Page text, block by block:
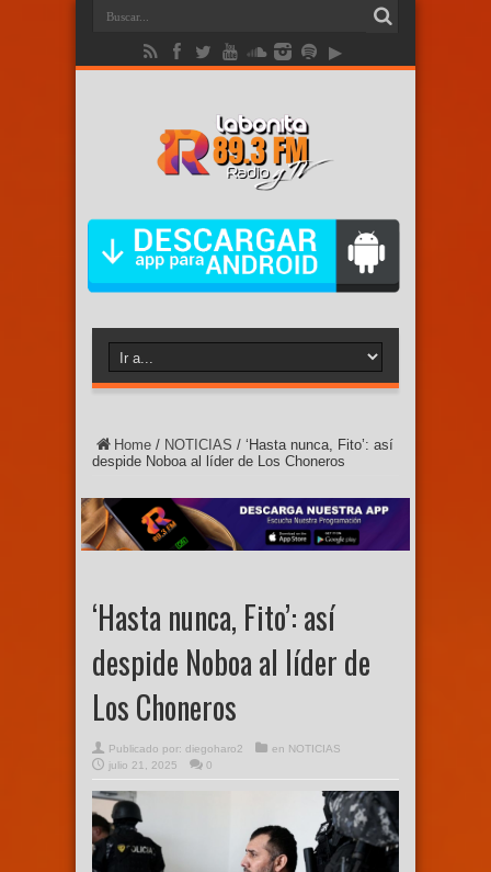
Home / NOTICIAS / ‘Hasta nunca, Fito’: así
despide Noboa al líder de Los Choneros
‘Hasta nunca, Fito’: así
despide Noboa al líder de
Los Choneros
Publicado por: diegoharo2 en NOTICIAS
julio 21, 2025
0